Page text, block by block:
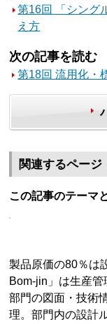
第16回 「シング
え方
次の記事を読む
第18回 流用化・
関連するページ
この記事のテーマ
製品原価の80％は
Bom-jin」は生産
部門の図面・技術
理。部門内の設計